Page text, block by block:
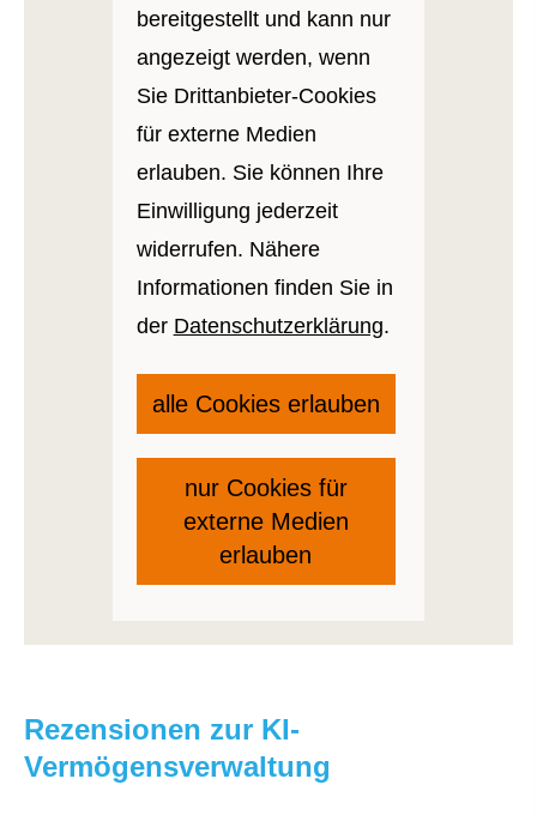
bereitgestellt und kann nur
angezeigt werden, wenn
Sie Drittanbieter-Cookies
für externe Medien
erlauben. Sie können Ihre
Einwilligung jederzeit
widerrufen. Nähere
Informationen finden Sie in
der Datenschutzerklärung.
alle Cookies erlauben
nur Cookies für
externe Medien
erlauben
Rezensionen zur KI-
Vermögensverwaltung